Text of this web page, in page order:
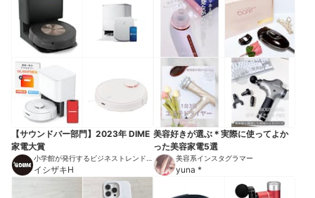
【サウンドバー部門】2023年 DIME
家電大賞
小学館が発行するビジネストレンドマ
ガジン
イシザキH
美容好きが選ぶ＊実際に使ってよか
った美容家電5選
美容系インスタグラマー
yuna *